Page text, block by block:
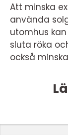
Att minska
använda
utomhus
sluta röka
också